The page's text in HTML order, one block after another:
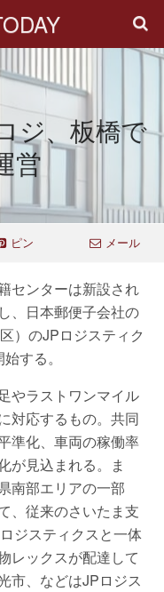
ジ、板橋で
営
ピン メール
センターは新設され
、日本郵便子会社の
）のJPロジスティク
する。
やラストワンマイル
対応するもの。共同
準化、車両の稼働率
が見込まれる。ま
南部エリアの一部
、従来のさいたま支
ジスティクスと一体
レックスが配達して
市、などはJPロジス